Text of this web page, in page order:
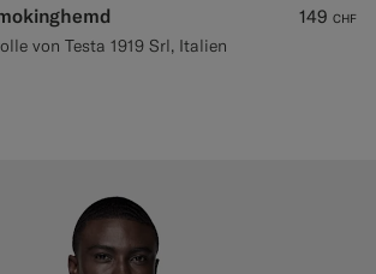
von Testa 1919 Srl, Italien
149 CHF